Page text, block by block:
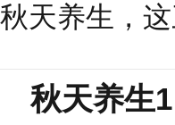
秋天养生，
秋天养生